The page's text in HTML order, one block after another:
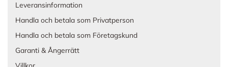
Leveransinformation
Handla och betala som Privatperson
Handla och betala som Företagskund
Garanti & Ångerrätt